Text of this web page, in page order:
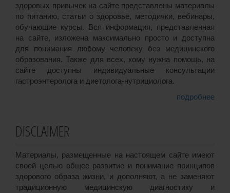
здоровых привычек на сайте представлены материалы
по питанию, статьи о здоровье, методички, вебинары,
обучающие курсы. Вся информация, представленная
на сайте, изложена максимально просто и доступна
для понимания любому человеку без медицинского
образования. Также для всех, кому нужна помощь, на
сайте доступны индивидуальные консультации
гастроэнтеролога и диетолога-нутрициолога.
подробнее
DISCLAIMER
Материалы, размещенные на настоящем сайте имеют
своей целью общее развитие и понимание принципов
здорового образа жизни, и дополняют, а не заменяют
традиционную медицинскую диагностику и